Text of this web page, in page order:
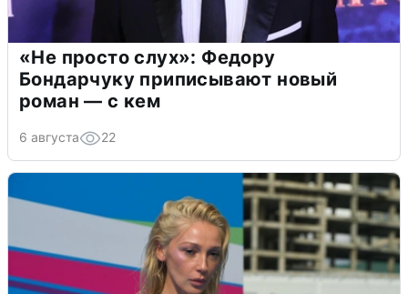
«Не просто слух»: Федору
Бондарчуку приписывают новый
роман — с кем
6 августа 22